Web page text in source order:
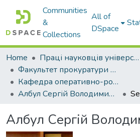
Communities
&
Collections
All of
DSpace
Home
Праці науковців університету
Факультет прокуратури та слідства (кримінальної юстиції)
Кафедра оперативно-розшукової та поліцейської діяльності
Албул Сергій Володимирович
Албул Сергій